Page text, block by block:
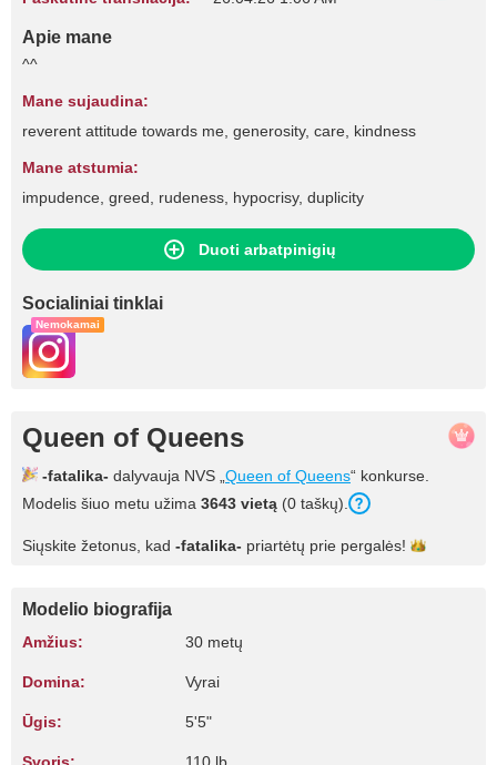
Apie mane
^^
Mane sujaudina:
reverent attitude towards me, generosity, care, kindness
Mane atstumia:
impudence, greed, rudeness, hypocrisy, duplicity
Duoti arbatpinigių
Socialiniai tinklai
Nemokamai
Queen of Queens
-fatalika- dalyvauja NVS „ Queen of Queens“ konkurse.
Modelis šiuo metu užima 3643 vietą (0 taškų).
Siųskite žetonus, kad -fatalika- priartėtų prie pergalės!
Modelio biografija
Amžius: 30 metų
Domina: Vyrai
Ūgis: 5'5"